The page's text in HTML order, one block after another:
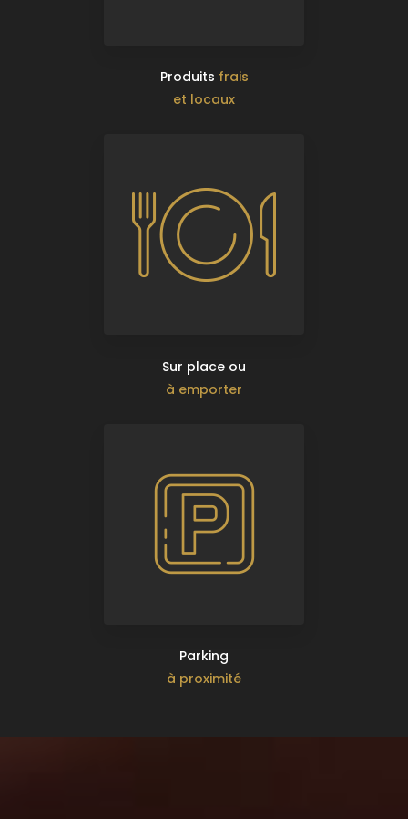
Produits frais
et locaux
Sur place ou
à emporter
Parking
à proximité